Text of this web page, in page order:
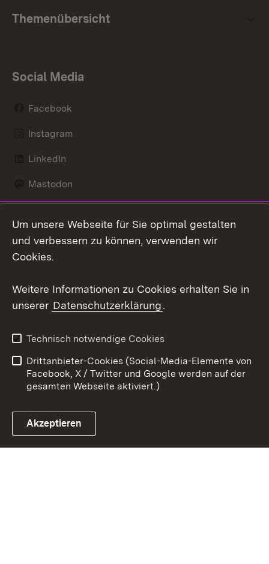
Themenübersicht
Social Media
Facebook
Instagram
LinkedIn
Mastodon
X / Twitter
Youtube
Link zum Landesportal
Kontakt
Datenschutz
Barrierefreiheit
Impressum Cookies
Um unsere Webseite für Sie optimal gestalten
und verbessern zu können, verwenden wir
Cookies.
Weitere Informationen zu Cookies erhalten Sie in
unserer Datenschutzerklärung.
Technisch notwendige Cookies
Drittanbieter-Cookies (Social-Media-Elemente von
Facebook, X / Twitter und Google werden auf der
gesamten Webseite aktiviert.)
Akzeptieren